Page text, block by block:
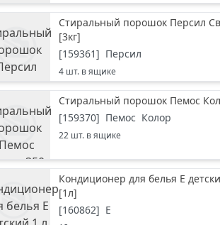
Стиральный порошок Персил
[3кг]
[159361] Персил
4 шт. в ящике
Стиральный порошок Пемос
[159370] Пемос Колор
22 шт. в ящике
Кондиционер для белья Е
[1л]
[160862] Е